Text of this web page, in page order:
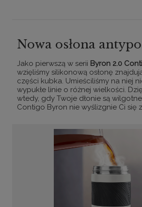
Nowa osłona
Jako pierwszą w serii Byron 2.0
wzięliśmy silikonową osłonę
części kubka. Umieściliśmy na niej
wypukłe linie o różnej wielkości.
wtedy, gdy Twoje dłonie są
Contigo Byron nie wyślizgnie Ci się